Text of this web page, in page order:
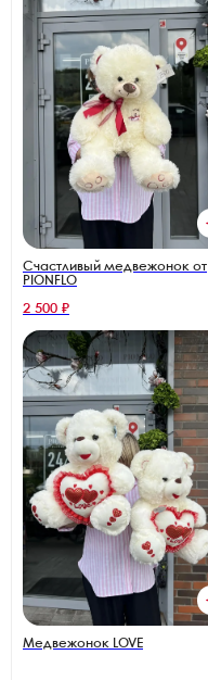
Счастливый медвежонок от
PIONFLO
2 500 ₽
Медвежонок LOVE